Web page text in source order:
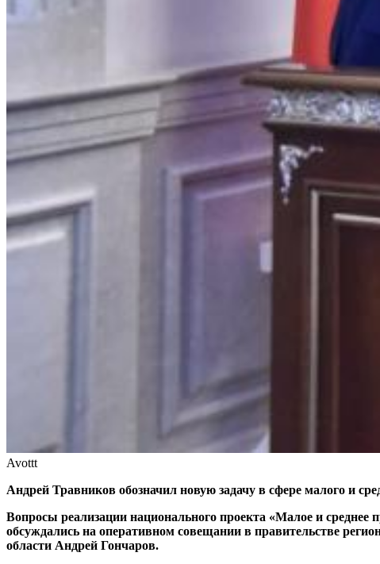
Avottt
Андрей Травников обозначил новую задачу в сфере малого и
Вопросы реализации национального проекта «Малое и
обсуждались на оперативном совещании в правительстве
области Андрей Гончаров.